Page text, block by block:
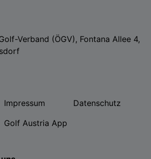
Verband (ÖGV), Fontana Allee 4,
Impressum
Datenschutz
Golf Austria App